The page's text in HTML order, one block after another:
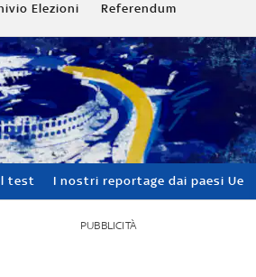
Elezioni Referendum
test I nostri reportage dai paesi Ue
PUBBLICITÀ